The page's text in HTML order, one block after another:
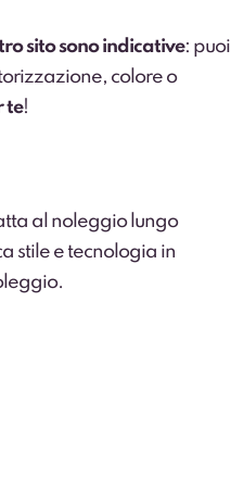
sito sono indicative: puoi
colore o
te!
al noleggio lungo
stile e tecnologia in